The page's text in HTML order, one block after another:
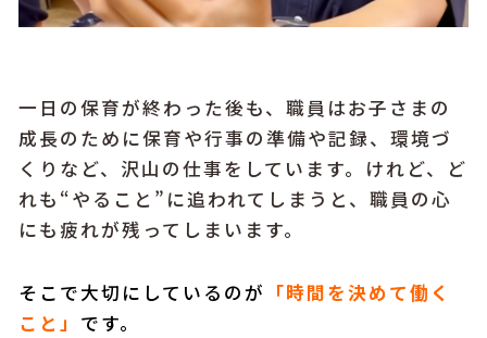
一日の保育が終わった後も、職員はお子さまの
成長のために保育や行事の準備や記録、環境づ
くりなど、沢山の仕事をしています。けれど、ど
れも“やること”に追われてしまうと、職員の心
にも疲れが残ってしまいます。
そこで大切にしているのが 「時間を決めて働く
こと」 です。